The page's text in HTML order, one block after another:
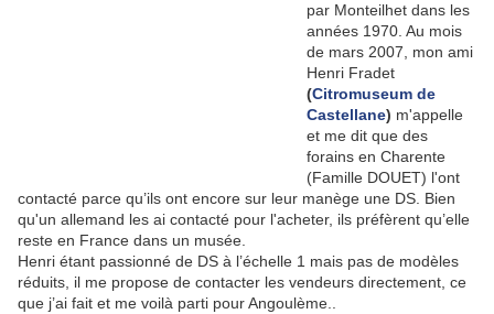
par Monteilhet dans les
années 1970. Au mois
de mars 2007, mon ami
Henri Fradet
(Citromuseum de
Castellane) m'appelle
et me dit que des
forains en Charente
(Famille DOUET) l'ont
contacté parce qu’ils ont encore sur leur manège une DS. Bien
qu'un allemand les ai contacté pour l'acheter, ils préfèrent qu’elle
reste en France dans un musée.
Henri étant passionné de DS à l’échelle 1 mais pas de modèles
réduits, il me propose de contacter les vendeurs directement, ce
que j’ai fait et me voilà parti pour Angoulème..